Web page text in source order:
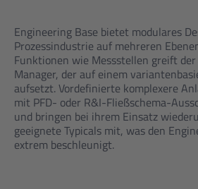
Engineering Base bietet modulares
Prozessindustrie auf mehreren
Funktionen wie Messstellen greift der
Manager, der auf einem
aufsetzt. Vordefinierte komplexere
mit PFD- oder R&I-Fließschema-
und bringen bei ihrem Einsatz
geeignete Typicals mit, was den
extrem beschleunigt.